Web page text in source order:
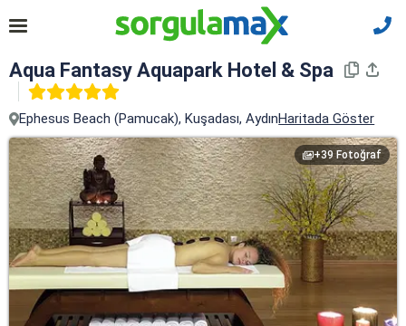
Aqua Fantasy Aquapark Hotel & Spa
Ephesus Beach (Pamucak), Kuşadası, AydınHaritada Göster
+39 Fotoğraf